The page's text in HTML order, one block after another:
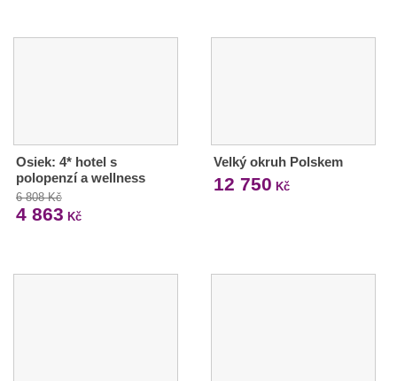
Osiek: 4* hotel s
polopenzí a wellness
6 808 Kč
4 863 Kč
Velký okruh Polskem
12 750 Kč